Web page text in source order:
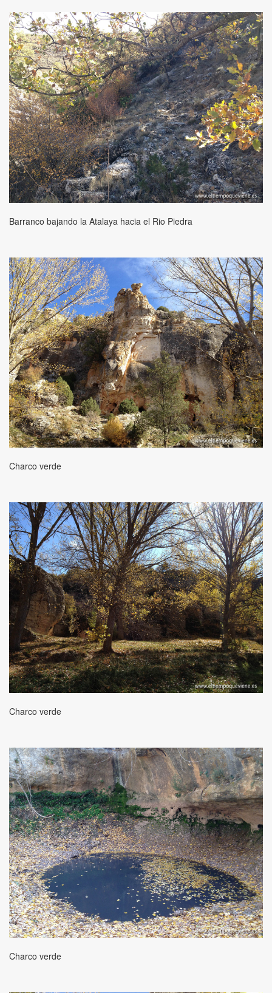
Barranco bajando la Atalaya hacia el Rio Piedra
Charco verde
Charco verde
Charco verde